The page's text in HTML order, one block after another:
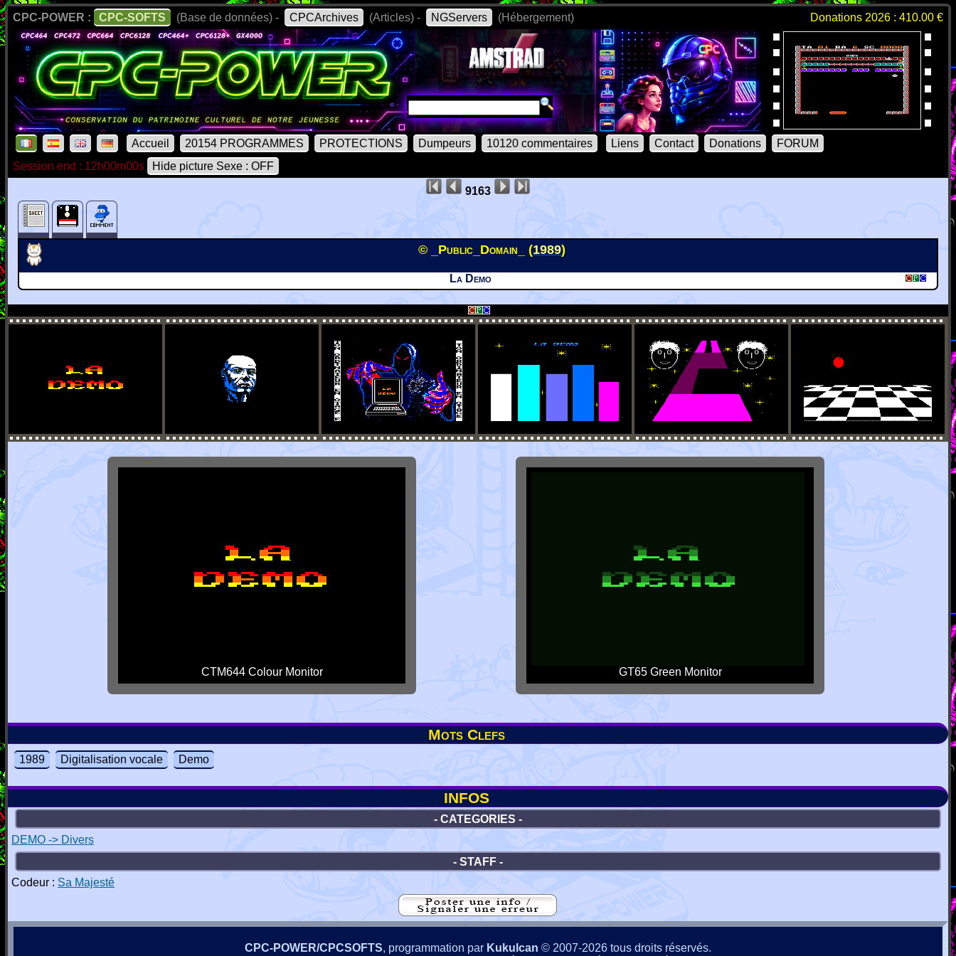
CPC-POWER : CPC-SOFTS (Base de données) - CPCArchives (Articles) - NGServers (Hébergement) Donations 2026 : 410.00 €
Accueil 20154 PROGRAMMES PROTECTIONS Dumpeurs 10120 commentaires Liens Contact Donations
FORUM
Session end : 12h00m00s
Hide picture Sexe : OFF
9163
© _Public_Domain_ (1989)
La Demo
CTM644 Colour Monitor GT65 Green Monitor
Mots Clefs
1989 Digitalisation vocale Demo
INFOS
- CATEGORIES -
DEMO -> Divers
- STAFF -
Codeur : Sa Majesté
CPC-POWER/CPCSOFTS, programmation par Kukulcan © 2007-2026 tous droits réservés.